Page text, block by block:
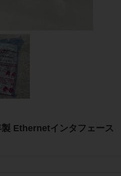
Ethernetインタフェース